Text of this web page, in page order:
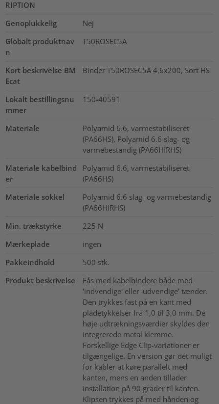
RIPTION
Genoplukkelig
Nej
Globalt produktnav
n
T50ROSEC5A
Kort beskrivelse BM
Ecat
Binder T50ROSEC5A 4,6x200, Sort HS
Lokalt bestillingsnu
mmer
150-40591
Materiale
Polyamid 6.6, varmestabiliseret
(PA66HS), Polyamid 6.6 slag- og
varmebestandig (PA66HIRHS)
Materiale kabelbind
er
Polyamid 6.6, varmestabiliseret
(PA66HS)
Materiale sokkel
Polyamid 6.6 slag- og varmebestandig
(PA66HIRHS)
Min. trækstyrke
225 N
Mærkeplade
ingen
Pakkeindhold
500 stk.
Produkt beskrivelse
Fås med kabelbindere både med
'indvendige' eller 'udvendige' tænder.
Den trykkes fast på en kant med
pladetykkelser fra 1,0 til 3,0 mm. De
høje udtrækningsværdier skyldes den
integrerede metal klemme.
Forskellige Edge Clip-variationer er
tilgængelige. En version gør det muligt
for kabler at køre parallelt med
kanten, mens en anden tillader
installation på 90 grader til kanten.
Klipsen trykkes på med hånden og